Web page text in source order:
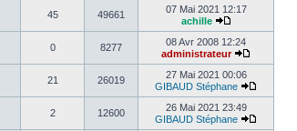
45 49661
07 Mai 2021 12:17
achille
0 8277
08 Avr 2008 12:24
administrateur
21 26019
27 Mai 2021 00:06
GIBAUD Stéphane
2 12600
26 Mai 2021 23:49
GIBAUD Stéphane